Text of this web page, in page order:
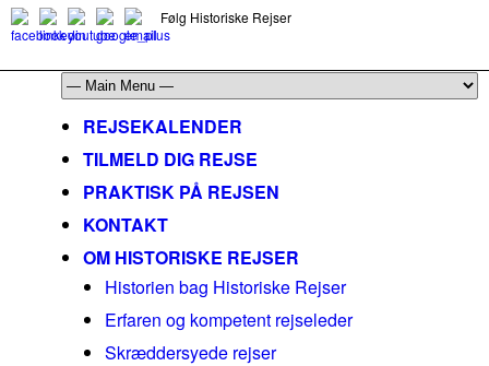
Følg Historiske Rejser
REJSEKALENDER
TILMELD DIG REJSE
PRAKTISK PÅ REJSEN
KONTAKT
OM HISTORISKE REJSER
Historien bag Historiske Rejser
Erfaren og kompetent rejseleder
Skræddersyede rejser